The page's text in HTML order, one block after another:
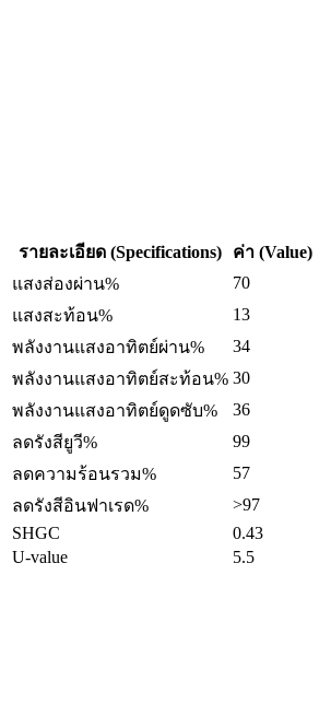
รายละเอียด (Specifications)
ค่า (Value)
แสงส่องผ่าน%
70
แสงสะท้อน%
13
พลังงานแสงอาทิตย์ผ่าน%
34
พลังงานแสงอาทิตย์สะท้อน% 30
พลังงานแสงอาทิตย์ดูดซับ%
36
ลดรังสียูวี%
99
ลดความร้อนรวม%
57
ลดรังสีอินฟาเรด%
>97
SHGC
0.43
U-value
5.5